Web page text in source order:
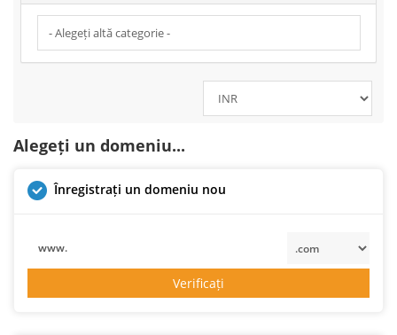
Alegeți un domeniu...
Înregistrați un domeniu nou
www.
Verificați